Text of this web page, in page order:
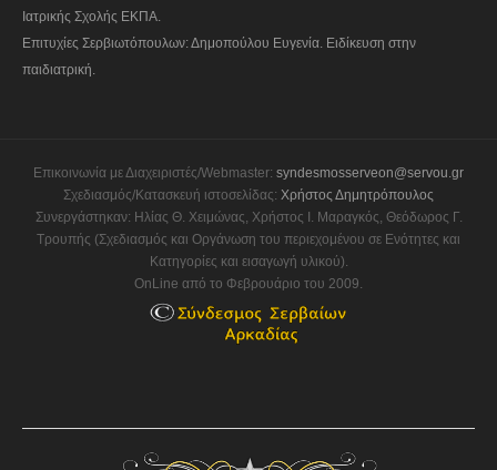
Ιατρικής Σχολής ΕΚΠΑ.
Επιτυχίες Σερβιωτόπουλων: Δημοπούλου Ευγενία. Ειδίκευση στην
παιδιατρική.
Επικοινωνία με Διαχειριστές/Webmaster: syndesmosserveon@servou.gr
Σχεδιασμός/Κατασκευή ιστοσελίδας: Χρήστος Δημητρόπουλος
Συνεργάστηκαν: Ηλίας Θ. Χειμώνας, Χρήστος Ι. Μαραγκός, Θεόδωρος Γ.
Τρουπής (Σχεδιασμός και Οργάνωση του περιεχομένου σε Ενότητες και
Κατηγορίες και εισαγωγή υλικού).
OnLine από το Φεβρουάριο του 2009.